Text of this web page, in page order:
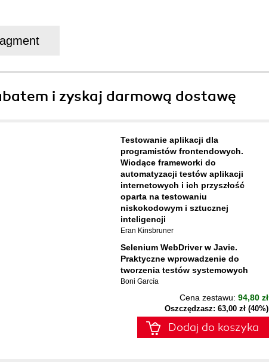
i zyskaj darmową dostawę
Testowanie aplikacji dla
programistów frontendowych.
Wiodące frameworki do
automatyzacji testów aplikacji
internetowych i ich przyszłość
oparta na testowaniu
niskokodowym i sztucznej
inteligencji
Eran Kinsbruner
Selenium WebDriver w Javie.
Praktyczne wprowadzenie do
tworzenia testów systemowych
Boni García
Cena zestawu: 94,80 zł
Oszczędzasz: 63,00 zł (40%)
Dodaj do koszyka